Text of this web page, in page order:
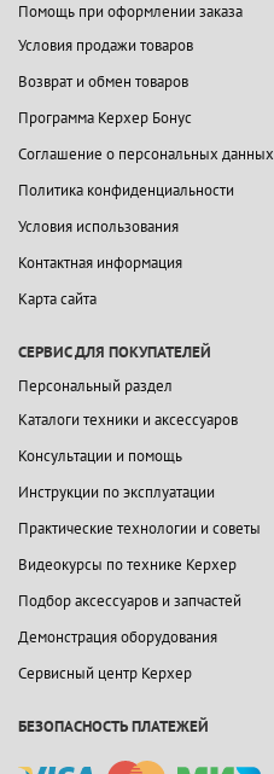
Помощь при оформлении заказа
Условия продажи товаров
Возврат и обмен товаров
Программа Керхер Бонус
Соглашение о персональных данных
Политика конфиденциальности
Условия использования
Контактная информация
Карта сайта
СЕРВИС ДЛЯ ПОКУПАТЕЛЕЙ
Персональный раздел
Каталоги техники и аксессуаров
Консультации и помощь
Инструкции по эксплуатации
Практические технологии и советы
Видеокурсы по технике Керхер
Подбор аксессуаров и запчастей
Демонстрация оборудования
Сервисный центр Керхер
БЕЗОПАСНОСТЬ ПЛАТЕЖЕЙ